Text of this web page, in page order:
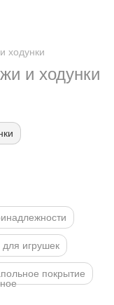
ходунки
и ходунки
игрушек
покрытие